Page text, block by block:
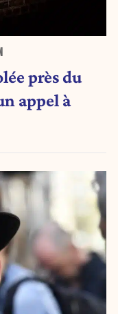
près du
appel à